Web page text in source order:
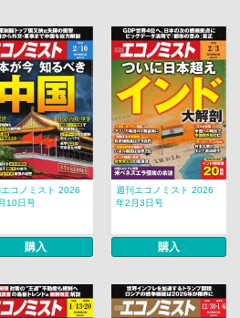
コノミスト 2026
10日号
購入
週刊エコノミスト 2026
年2月3日号
購入